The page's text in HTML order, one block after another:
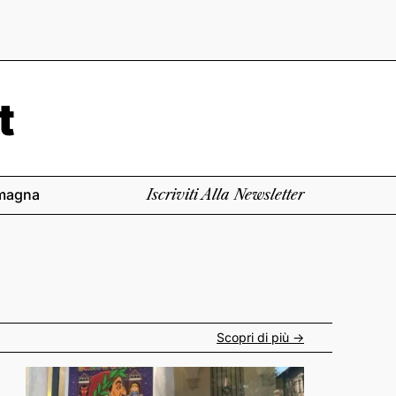
Iscriviti Alla Newsletter
Scopri di più ->